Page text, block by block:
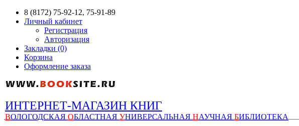
8 (8172) 75-92-12, 75-91-89
Личный кабинет
Регистрация
Авторизация
Закладки (0)
Корзина
Оформление заказа
ИНТЕРНЕТ-МАГАЗИН КНИГ
ВОЛОГОДСКАЯ ОБЛАСТНАЯ УНИВЕРСАЛЬНАЯ НАУЧНАЯ БИБЛИОТЕКА